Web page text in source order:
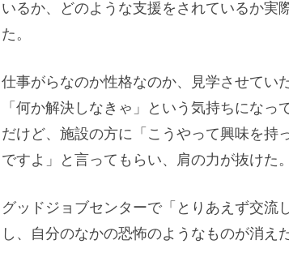
いるか、どのような支援をされているか実
た。
仕事がらなのか性格なのか、見学させてい
「何か解決しなきゃ」という気持ちになっ
だけど、施設の方に「こうやって興味を持
ですよ」と言ってもらい、肩の力が抜けた。
グッドジョブセンターで「とりあえず交流
し、自分のなかの恐怖のようなものが消え